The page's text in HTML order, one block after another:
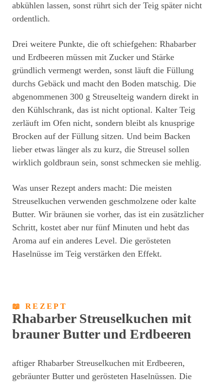
abkühlen lassen, sonst rührt sich der Teig später nicht
ordentlich.
Drei weitere Punkte, die oft schiefgehen: Rhabarber
und Erdbeeren müssen mit Zucker und Stärke
gründlich vermengt werden, sonst läuft die Füllung
durchs Gebäck und macht den Boden matschig. Die
abgenommenen 300 g Streuselteig wandern direkt in
den Kühlschrank, das ist nicht optional. Kalter Teig
zerläuft im Ofen nicht, sondern bleibt als knusprige
Brocken auf der Füllung sitzen. Und beim Backen
lieber etwas länger als zu kurz, die Streusel sollen
wirklich goldbraun sein, sonst schmecken sie mehlig.
Was unser Rezept anders macht: Die meisten
Streuselkuchen verwenden geschmolzene oder kalte
Butter. Wir bräunen sie vorher, das ist ein zusätzlicher
Schritt, kostet aber nur fünf Minuten und hebt das
Aroma auf ein anderes Level. Die gerösteten
Haselnüsse im Teig verstärken den Effekt.
📖 REZEPT
Rhabarber Streuselkuchen mit
brauner Butter und Erdbeeren
aftiger Rhabarber Streuselkuchen mit Erdbeeren,
gebräunter Butter und gerösteten Haselnüssen. Die